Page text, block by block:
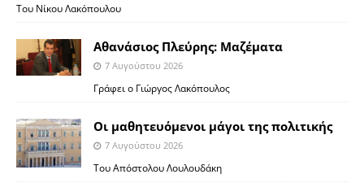
Του Νίκου Λακόπουλου
Αθανάσιος Πλεύρης: Μαζέματα
7 Αυγούστου 2026
Γράφει ο Γιώργος Λακόπουλος
Οι μαθητευόμενοι μάγοι της πολιτικής
7 Αυγούστου 2026
Του Απόστολου Λουλουδάκη